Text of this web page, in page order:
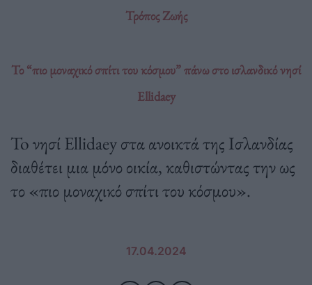
Τρόπος Ζωής
Το “πιο μοναχικό σπίτι του κόσμου” πάνω στο ισλανδικό νησί
Ellidaey
To νησί Ellidaey στα ανοικτά της Ισλανδίας
διαθέτει μια μόνο οικία, καθιστώντας την ως
το «πιο μοναχικό σπίτι του κόσμου».
17.04.2024